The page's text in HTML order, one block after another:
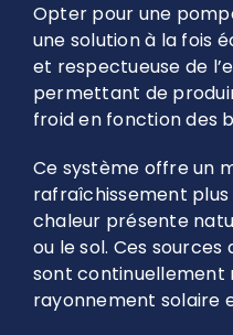
Opter pour une
une solution à la fois
et respectueuse de
permettant de
froid en fonction des
Ce système offre un
rafraîchissement
chaleur présente
ou le sol. Ces sources
sont continuellement
rayonnement solaire